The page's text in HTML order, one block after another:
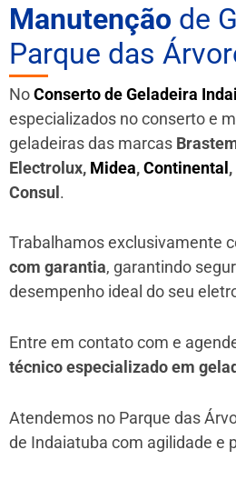
Manutenção de
Parque das
NoConserto de Geladeira
especializados no conserto e
geladeiras das marcas
Electrolux, Midea,Continental,
Consul.
Trabalhamos exclusivamente
com garantia, garantindo
desempenho ideal do seu
Entre em contato com e
técnico especializado em
Atendemos no Parque das
de Indaiatuba com agilidade e